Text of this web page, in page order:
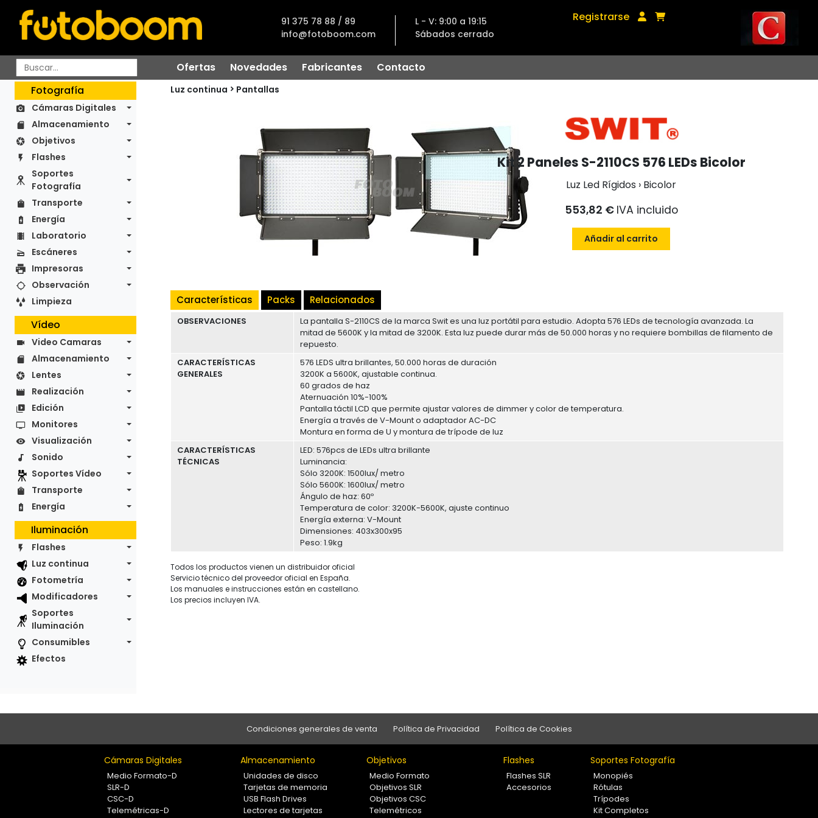
91 375 78 88 / 89
info@fotoboom.com
L - V: 9:00 a 19:15
Sábados cerrado
Registrarse
Ofertas Novedades Fabricantes
Contacto
Fotografía
Cámaras Digitales
Almacenamiento
Objetivos
Flashes
Soportes
Fotografía
Transporte
Energía
Laboratorio
Escáneres
Impresoras
Observación
Limpieza
Vídeo
Video Camaras
Almacenamiento
Lentes
Realización
Edición
Monitores
Visualización
Sonido
Soportes Vídeo
Transporte
Energía
Iluminación
Flashes
Luz continua
Fotometría
Modificadores
Soportes
Iluminación
Consumibles
Efectos
Luz continua Pantallas
Kit 2 Paneles S-2110CS 576 LEDs Bicolor
Luz Led Rígidos › Bicolor
553,82 € IVA incluido
Añadir al carrito
Características Packs Relacionados
OBSERVACIONES
La pantalla S-2110CS de la marca Swit es una luz portátil para estudio. Adopta 576 LEDs de tecnología avanzada. La
mitad de 5600K y la mitad de 3200K. Esta luz puede durar más de 50.000 horas y no requiere bombillas de filamento de
repuesto.
CARACTERÍSTICAS
GENERALES
576 LEDS ultra brillantes, 50.000 horas de duración
3200K a 5600K, ajustable continua.
60 grados de haz
Aternuación 10%-100%
Pantalla táctil LCD que permite ajustar valores de dimmer y color de temperatura.
Energía a través de V-Mount o adaptador AC-DC
Montura en forma de U y montura de trípode de luz
CARACTERÍSTICAS
TÉCNICAS
LED: 576pcs de LEDs ultra brillante
Luminancia:
Sólo 3200K: 1500lux/ metro
Sólo 5600K: 1600lux/ metro
Ángulo de haz: 60º
Temperatura de color: 3200K-5600K, ajuste continuo
Energía externa: V-Mount
Dimensiones: 403x300x95
Peso: 1.9kg
Todos los productos vienen un distribuidor oficial
Servicio técnico del proveedor oficial en España.
Los manuales e instrucciones están en castellano.
Los precios incluyen IVA.
Condiciones generales de venta Política de Privacidad Política de Cookies
Cámaras Digitales
Medio Formato-D
SLR-D
CSC-D
Telemétricas-D
Almacenamiento
Unidades de disco
Tarjetas de memoria
USB Flash Drives
Lectores de tarjetas
Objetivos
Medio Formato
Objetivos SLR
Objetivos CSC
Telemétricos
Flashes
Flashes SLR
Accesorios
Soportes Fotografía
Monopiés
Rótulas
Trípodes
Kit Completos